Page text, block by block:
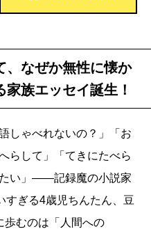
、なぜか無性に懐か
族エッセイ誕生！
しゃべれないの？」「お
らして」「てきにたべら
い」――記録魔の小説家
すぎる4歳児ちんたん、豆
歩むのは「人間への